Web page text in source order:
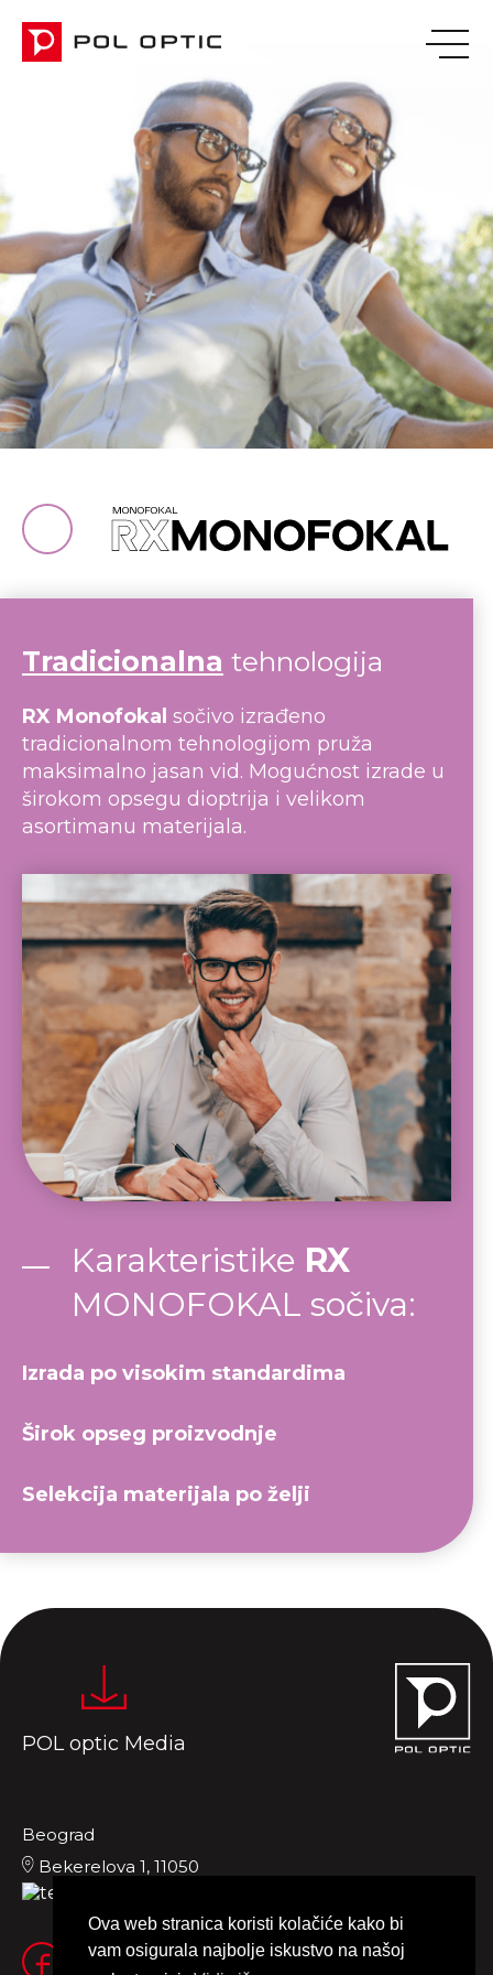
Ova web stranica koristi kolačiće kako bi
vam osigurala najbolje iskustvo na našoj
Tradicionalna tehnologija
RX Monofokal sočivo izrađeno
tradicionalnom tehnologijom pruža
maksimalno jasan vid. Mogućnost izrade u
širokom opsegu dioptrija i velikom
asortimanu materijala.
Karakteristike RX
MONOFOKAL sočiva:
Izrada po visokim standardima
Širok opseg proizvodnje
Selekcija materijala po želji
POL optic Media
Beograd
Bekerelova 1, 11050